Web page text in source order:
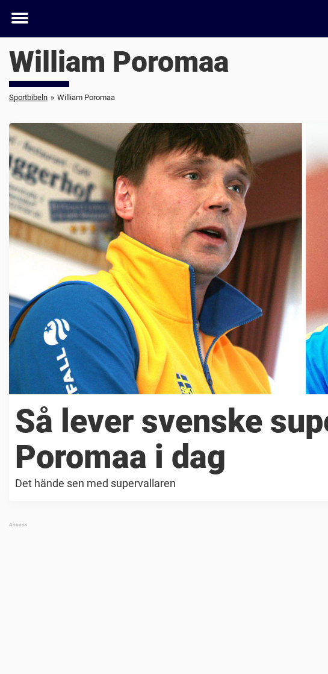
Toggle
William Poromaa
Sportbibeln » William Poromaa
Så lever svenske
Poromaa i dag
Det hände sen med supervallaren